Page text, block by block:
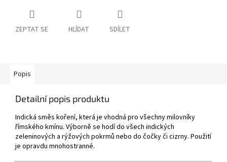
ZEPTAT SE HLÍDAT SDÍLET
Popis
Detailní popis produktu
Indická směs koření, která je vhodná pro všechny milovníky
římského kmínu. Výborně se hodí do všech indických
zeleninových a rýžových pokrmů nebo do čočky či cizrny. Použití
je opravdu mnohostranné.